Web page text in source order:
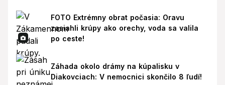
FOTO Extrémny obrat počasia: Oravu
zasiahli krúpy ako orechy, voda sa valila
po ceste!
Záhada okolo drámy na kúpalisku v
Diakovciach: V nemocnici skončilo 8 ľudí!